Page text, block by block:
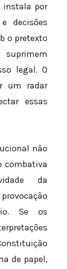
instala por
decisões
o pretexto
legal. O
um radar
essas
não
combativa
da
Se os
de papel,